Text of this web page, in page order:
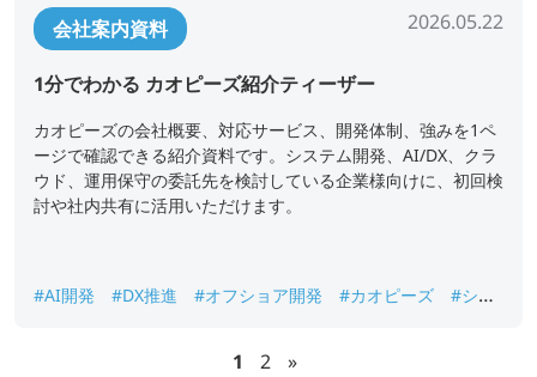
会社案内資料 2026.05.22
1分でわかる カオピーズ紹介ティーザー
カオピーズの会社概要、対応サービス、開発体制、強みを1ペ
ージで確認できる紹介資料です。システム開発、AI/DX、クラ
ウド、運用保守の委託先を検討している企業様向けに、初回検
討や社内共有に活用いただけます。
#AI開発 #DX推進 #オフショア開発 #カオピーズ
#シス
1 2 »